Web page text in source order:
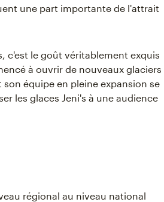
une part importante de l'attrait
c'est le goût véritablement exquis
à ouvrir de nouveaux glaciers
équipe en pleine expansion se
les glaces Jeni's à une audience
régional au niveau national